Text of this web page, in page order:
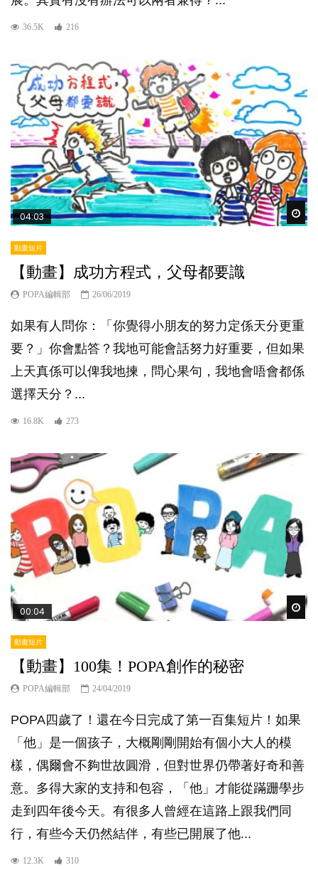
36.5K 216
04:03
動畫短片
【動畫】成功方程式，父母都要識
POPA編輯部 26/06/2019
如果有人問你：「你覺得小朋友的努力定係天分更重
要？」你會點答？我地可能會話努力好重要，但如果
上天真係可以俾我地揀，問心果句，我地會唔會都係
選擇天分？...
16.8K 273
00:04
動畫短片
【動畫】100集！POPA創作的秘密
POPA編輯部 24/04/2019
POPA四歲了！還在今日完成了第一百集短片！如果
「他」是一個孩子，大概剛剛開始有個小大人的模
樣，偶爾會不夠世故圓滑，但對世界仍帶著好奇和善
意。多得大家的支持和包容，「他」才能從蹣跚學步
走到四年後今天。有很多人曾經在這路上跟我們同
行，有些今天仍然結伴，有些已開展了他...
12.3K 310